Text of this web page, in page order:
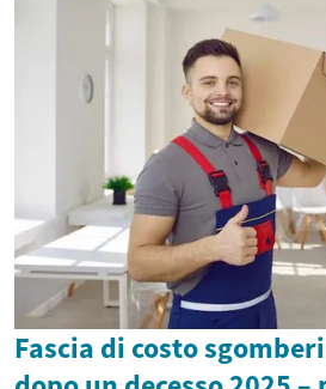
Fascia di costo